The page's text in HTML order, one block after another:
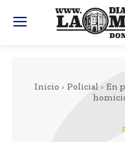
Inicio Policial
En